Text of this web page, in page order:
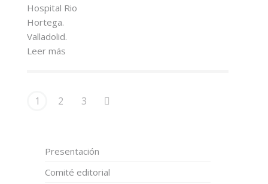
Hospital Rio
Hortega.
Valladolid.
Leer más
1 2 3
Presentación
Comité editorial